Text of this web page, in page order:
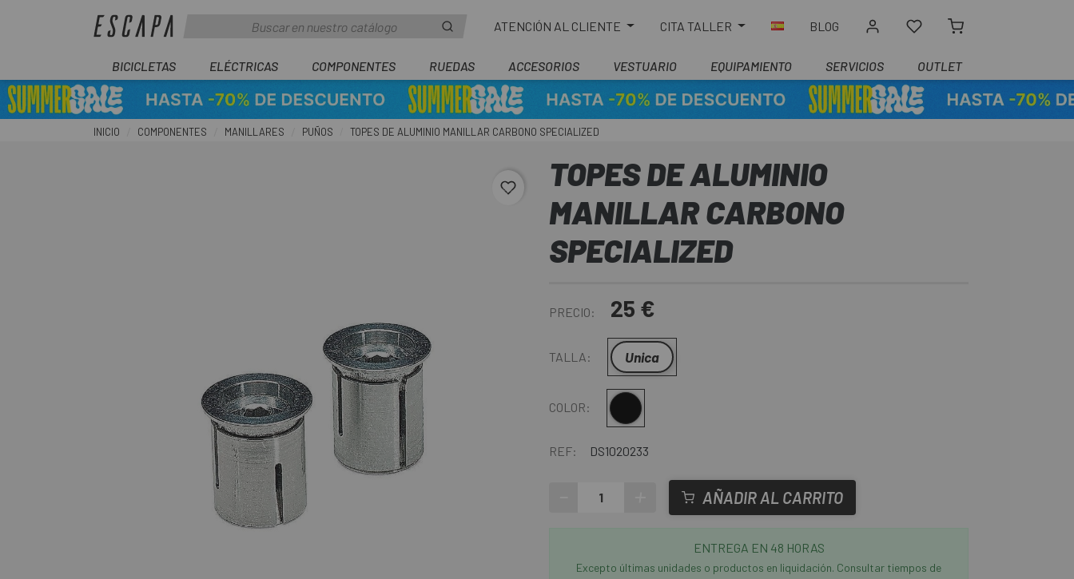
ATENCIÓN AL CLIENTE CITA TALLER BLOG
BICICLETAS ELÉCTRICAS COMPONENTES RUEDAS ACCESORIOS VESTUARIO EQUIPAMIENTO SERVICIOS OUTLET
INICIO COMPONENTES MANILLARES PUÑOS TOPES DE ALUMINIO MANILLAR CARBONO SPECIALIZED
favorite_border
TOPES DE ALUMINIO
MANILLAR CARBONO
SPECIALIZED
PRECIO: 25 €
TALLA: Unica
COLOR: Multi
REF: DS1020233
AÑADIR AL CARRITO
ENTREGA EN 48 HORAS
Excepto últimas unidades o productos en liquidación. Consultar tiempos de